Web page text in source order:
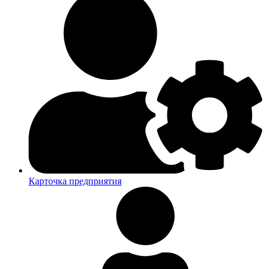
Карточка предприятия